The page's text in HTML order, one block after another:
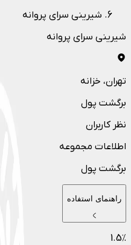
شیرینی سرای پروانه
شیرینی سرای پروانه
تهران، خزانه
برگشت پول
نظر کاربران
اطلاعات مجموعه
برگشت پول
راهنمای استفاده
1.5٪